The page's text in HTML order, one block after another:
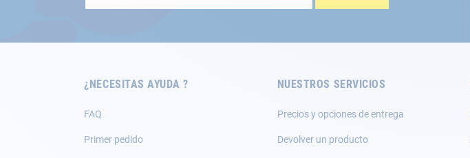
de
¿NECESITAS AYUDA ?
FAQ
Primer pedido
NUESTROS SERVICIOS
Precios y opciones de entrega
Devolver un producto